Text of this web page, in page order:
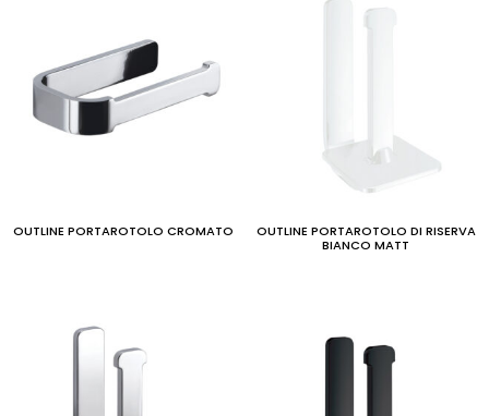
OUTLINE PORTAROTOLO CROMATO
OUTLINE PORTAROTOLO DI RISERVA
BIANCO MATT